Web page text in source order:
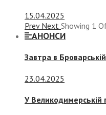
15.04.2025
Prev Next Showing 1
АНОНСИ
Завтра в
23.04.2025
У Великодимерській